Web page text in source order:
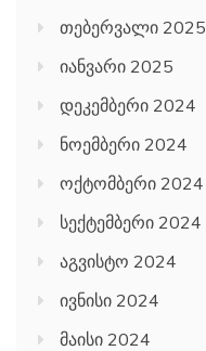
თებერვალი 2025
იანვარი 2025
დეკემბერი 2024
ნოემბერი 2024
ოქტომბერი 2024
სექტემბერი 2024
აგვისტო 2024
ივნისი 2024
მაისი 2024